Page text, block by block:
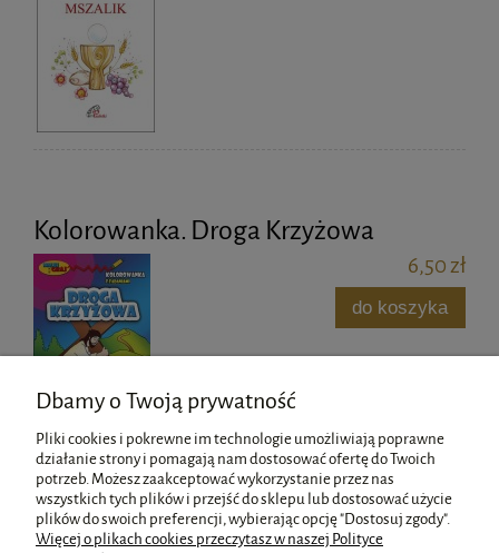
Kolorowanka. Droga Krzyżowa
6,50 zł
do koszyka
Pomoc
Dbamy o Twoją prywatność
Pliki cookies i pokrewne im technologie umożliwiają poprawne
działanie strony i pomagają nam dostosować ofertę do Twoich
potrzeb. Możesz zaakceptować wykorzystanie przez nas
wszystkich tych plików i przejść do sklepu lub dostosować użycie
plików do swoich preferencji, wybierając opcję "Dostosuj zgody".
Więcej o plikach cookies przeczytasz w naszej Polityce